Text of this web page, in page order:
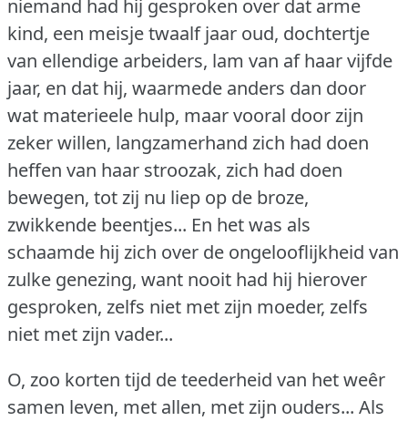
niemand had hij gesproken over dat arme
kind, een meisje twaalf jaar oud, dochtertje
van ellendige arbeiders, lam van af haar vijfde
jaar, en dat hij, waarmede anders dan door
wat materieele hulp, maar vooral door zijn
zeker willen, langzamerhand zich had doen
heffen van haar stroozak, zich had doen
bewegen, tot zij nu liep op de broze,
zwikkende beentjes... En het was als
schaamde hij zich over de ongelooflijkheid van
zulke genezing, want nooit had hij hierover
gesproken, zelfs niet met zijn moeder, zelfs
niet met zijn vader...
O, zoo korten tijd de teederheid van het weêr
samen leven, met allen, met zijn ouders... Als